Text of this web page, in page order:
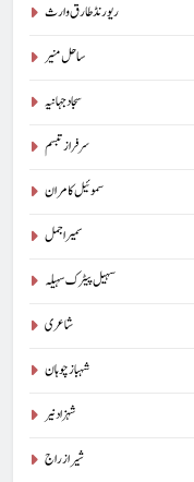
ریورنڈ طارق وارث
ساحل منیر
سجاد جہانیہ
سرفراز تبسم
سموئیل کامران
سمیر اجمل
سہیل پیٹرک سہیلہ
شاعری
شہباز چوہان
شہزاد نیر
شیراز راج